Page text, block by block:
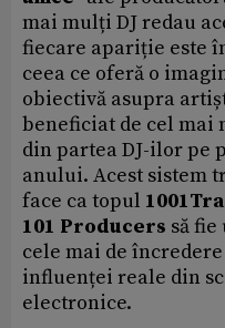
mai mulți DJ redau
fiecare apariție este
ceea ce oferă o
obiectivă asupra
beneficiat de cel mai
din partea DJ-ilor pe
anului. Acest sistem
face ca topul
101 Producers să
cele mai de
influenței reale din
electronice.